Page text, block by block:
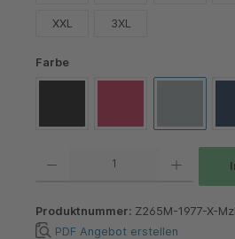
XXL 3XL
Farbeauswählen
Produktnummer: Z265M-1977-X-
PDF Angebot erstellen